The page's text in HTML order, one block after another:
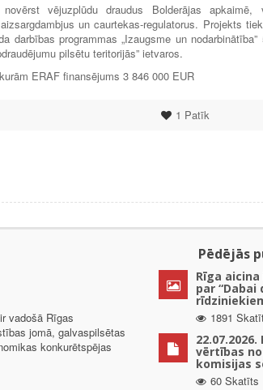
vējuzplūdu draudus Bolderājas apkaimē,
un caurtekas-regulatorus. Projekts
darbības programmas „Izaugsme un
pilsētu teritorijās” ietvaros.
ERAF finansējums 3 846 000 EUR
1 Patīk
vadošā Rīgas
jomā, galvaspilsētas
konkurētspējas
Pēdējās
Rīga
par
1891
vērtības
komisijas
60 Skatīts